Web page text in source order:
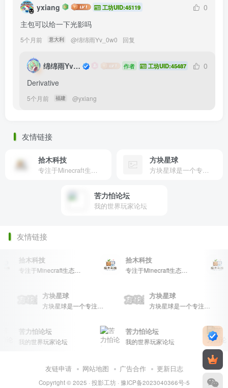
yxiang 工坊UID:45119
0
主包可以给一下光影吗
5个月前 意大利 @绵绵雨Yv_0w0 回复
绵绵雨Yv_0w0 作者 工坊UID:45487
0
Derivative
5个月前 福建 @yxiang
友情链接
拾木科技
专注于Minecraft生态建设
方块星球
方块星球是一个专注于我的世界的中文论坛，提供丰富的资源分享、玩家交流和创意展示，包括地图、皮肤、数据包等内容，打造Minecraft玩家的专属社区乐园！
苦力怕论坛
我的世界玩家论坛
友情链接
拾木科技
专注于Minecraft生态建设
拾木科技
专注于Minecraft生态建设
方块星球 方块星球
苦力怕论坛
我的世界玩家论坛
苦力怕论坛
我的世界玩家论坛
友链申请 网站地图 广告合作 更新日志
Copyright © 2025 · 投影工坊· 豫ICP备2023040366号-5